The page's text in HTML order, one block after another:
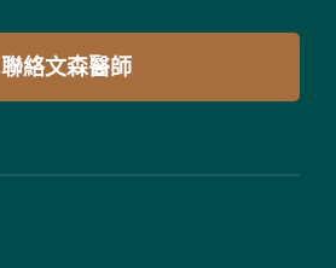
聯絡文森醫師